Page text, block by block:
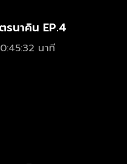
รนาคิน EP.4
0:45:32 นาที